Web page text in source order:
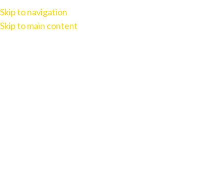
Skip to navigation
Skip to main content